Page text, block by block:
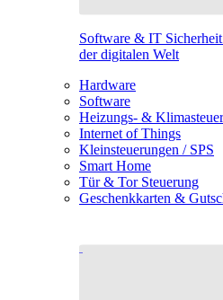
Software & IT
der digitalen Welt
Hardware
Software
Heizungs- &
Internet of Things
Kleinsteuerungen / SPS
Smart Home
Tür & Tor Steuerung
Geschenkkarten &